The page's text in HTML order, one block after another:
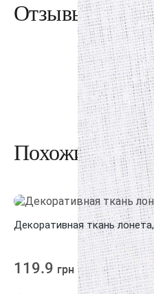
Отзывы о
Похожие
Декоративная ткань
119.9 грн